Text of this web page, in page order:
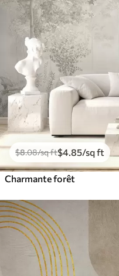
$8.08/sq ft$4 .85/sq ft
Charmante forêt